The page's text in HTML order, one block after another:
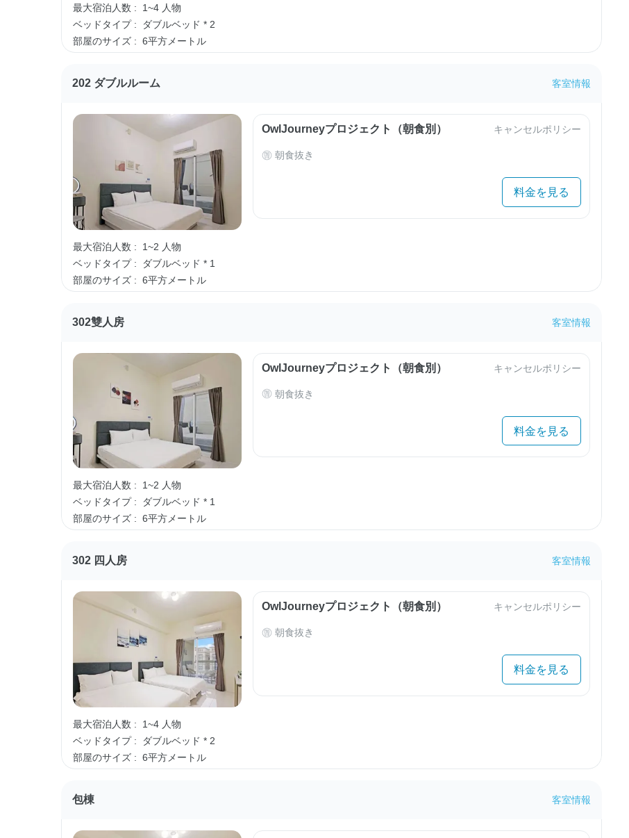
最大宿泊人数 :
1~4 人物
ベッドタイプ :
ダブルベッド * 2
部屋のサイズ : 6平方メートル
202 ダブルルーム 客室情報
最大宿泊人数 :
1~2 人物
ベッドタイプ :
ダブルベッド * 1
部屋のサイズ : 6平方メートル
OwlJourneyプロジェクト（朝食別） キャンセルポリシー
朝食抜き
料金を見る
302雙人房 客室情報
最大宿泊人数 :
1~2 人物
ベッドタイプ :
ダブルベッド * 1
部屋のサイズ : 6平方メートル
OwlJourneyプロジェクト（朝食別） キャンセルポリシー
朝食抜き
料金を見る
302 四人房 客室情報
最大宿泊人数 :
1~4 人物
ベッドタイプ :
ダブルベッド * 2
部屋のサイズ : 6平方メートル
OwlJourneyプロジェクト（朝食別） キャンセルポリシー
朝食抜き
料金を見る
包棟 客室情報